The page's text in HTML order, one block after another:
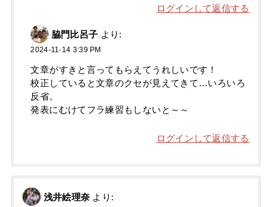
ログインして返信する
脇門比呂子 より:
2024-11-14 3:39 PM
文章がすきと言ってもらえてうれしいです！
校正していると文章のクセが見えてきて…いろいろ
反省。
発表にむけてフラ練習もしないと～～
ログインして返信する
浅井絵理奈 より: